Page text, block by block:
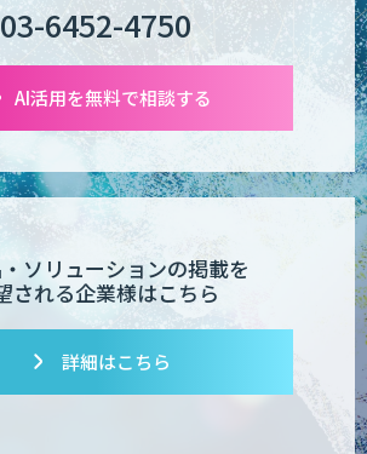
comipro AI
03-6452-4750
AI活用を無料で相談する
ソリューションの掲載を
される企業様はこちら
詳細はこちら